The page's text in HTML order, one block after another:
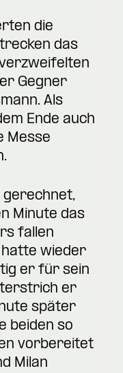
die
das
Gegner
Als
Ende auch
Messe
gerechnet,
Minute das
fallen
wieder
er für sein
er
später
beiden so
vorbereitet
Milan